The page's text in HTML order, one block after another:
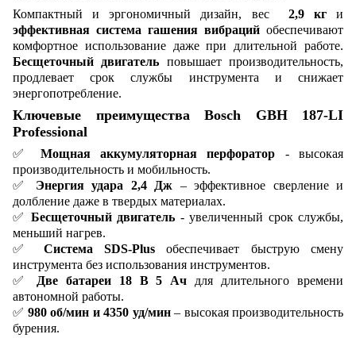
Компактный и эргономичный дизайн, вес 2,9 кги
эффективная система гашения вибраций обеспечивают
комфортное использование даже при длительной работе.
Бесщеточный двигатель повышает производительность,
продлевает срок службы инструмента и снижает
энергопотребление.
Ключевые преимущества Bosch GBH 187-LI
Professional
✅ Мощная аккумуляторная перфоратор - высокая
производительность и мобильность.
✅ Энергия удара 2,4 Дж – эффективное сверление и
долбление даже в твердых материалах.
✅ Бесщеточный двигатель - увеличенный срок службы,
меньший нагрев.
✅ Система SDS-Plus обеспечивает быструю смену
инструмента без использования инструментов.
✅
Две батареи 18 В 5 Ач для длительного времени
автономной работы.
✅ 980 об/мин и 4350 уд/мин– высокая производительность
бурения.